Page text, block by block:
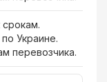
срокам.
Украине.
перевозчика.